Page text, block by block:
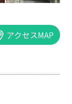
アクセスMAP